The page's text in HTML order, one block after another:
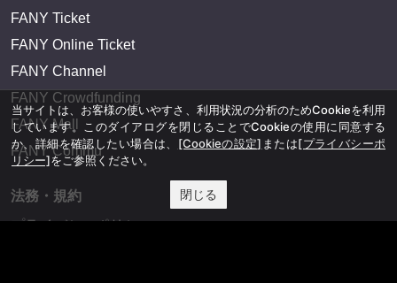
FANY Ticket
FANY Online Ticket
FANY Channel
FANY Crowdfunding
FANY Mall
FANY Commu
法務・規約
プライバシーポリシー
当サイトは、お客様の使いやすさ、利用状況の分析のためCookieを利用
しています。このダイアログを閉じることでCookieの使用に同意する
か、詳細を確認したい場合は、 [Cookieの設定] または[プライバシーポ
リシー]をご参照ください。
閉じる